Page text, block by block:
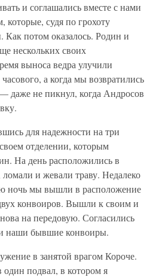
и соглашались вместе с нами
которые, судя по грохоту
Как потом оказалось. Родин и
нескольких своих
выноса ведра улучили
а когда мы возвратились
даже не пикнул, когда Андросов
для надежности на три
отделении, которым
На день расположились в
и жевали траву. Недалеко
ночь мы вышли в расположение
конвоиров. Вышли к своим и
на передовую. Согласились
наши бывшие конвоиры.
в занятой врагом Короче.
подвал, в котором я